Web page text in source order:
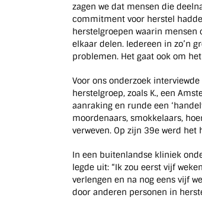
zagen we dat mensen die
commitment voor herstel
herstelgroepen waarin mensen
elkaar delen. Iedereen in zo’n
problemen. Het gaat ook om
Voor ons onderzoek
herstelgroep, zoals K., een
aanraking en runde een
moordenaars, smokkelaars,
verweven. Op zijn 39e werd
In een buitenlandse kliniek
legde uit: “Ik zou eerst vijf
verlengen en na nog eens vijf
door anderen personen in